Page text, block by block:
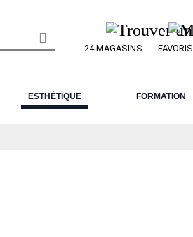

24 MAGASINS FAVORIS
ESTHÉTIQUE FORMATION